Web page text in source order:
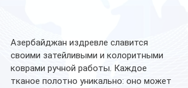
Азербайджан издревле славится
своими затейливыми и колоритными
коврами ручной работы. Каждое
тканое полотно уникально: оно может